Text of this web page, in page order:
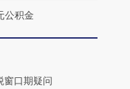
公积金
窗口期疑问